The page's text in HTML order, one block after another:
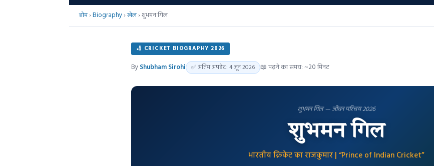
होम›Biography›खेल›शुभमन गिल
🏏 CRICKET BIOGRAPHY 2026
ByShubham Sirohi ✅ अंतिम अपडेट: 4 जून 2026 📖 पढ़ने का समय: ~20 मिनट
शुभमन गिल — जीवन परिचय 2026
शुभमन गिल
भारतीय क्रिकेट का राजकुमार | “Prince of Indian Cricket”